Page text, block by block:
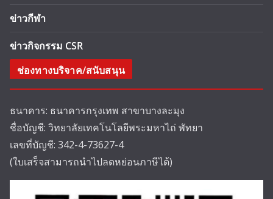
ข่าวกีฬา
ข่าวกิจกรรม CSR
ช่องทางบริจาค/สนับสนุน
ธนาคาร: ธนาคารกรุงเทพ สาขาบางละมุง
ชื่อบัญชี: วิทยาลัยเทคโนโลยีพระมหาไถ่ พัทยา
เลขที่บัญชี: 342-4-73627-4
(ใบเสร็จสามารถนำไปลดหย่อนภาษีได้)